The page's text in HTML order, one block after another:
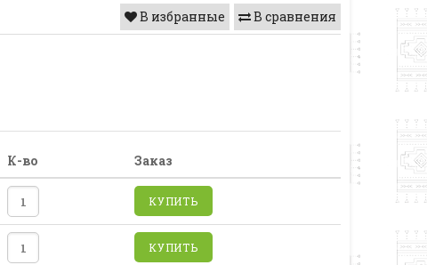
В сравнения
В избранные
К-во Заказ
КУПИТЬ
КУПИТЬ